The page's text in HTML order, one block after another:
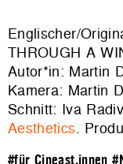
Englischer/
THROUGH A
Autor*in: Martin
Kamera: Martin
Schnitt: Iva
Aesthetics.
#für Cineast.innen